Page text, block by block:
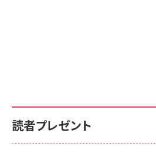
読者プレゼント